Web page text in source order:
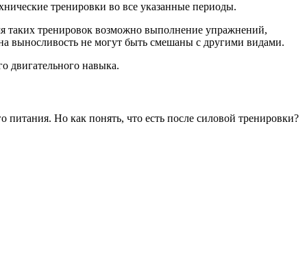
тренировки во все указанные периоды.
таких тренировок возможно выполнение упражнений,
выносливость не могут быть смешаны с другими видами.
двигательного навыка.
питания. Но как понять, что есть после силовой тренировки?